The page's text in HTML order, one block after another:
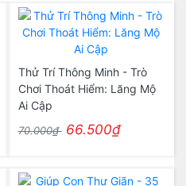
Thử Trí Thông Minh - Trò
Chơi Thoát Hiểm: Lăng Mộ
Ai Cập
70.000₫ 66.500₫